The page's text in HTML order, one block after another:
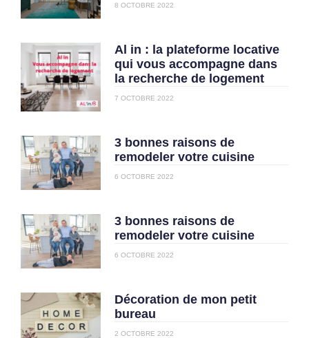
8 OCTOBRE 2022
Al in : la plateforme locative
qui vous accompagne dans
la recherche de logement
7 OCTOBRE 2022
3 bonnes raisons de
remodeler votre cuisine
6 OCTOBRE 2022
3 bonnes raisons de
remodeler votre cuisine
6 OCTOBRE 2022
Décoration de mon petit
bureau
2 OCTOBRE 2022